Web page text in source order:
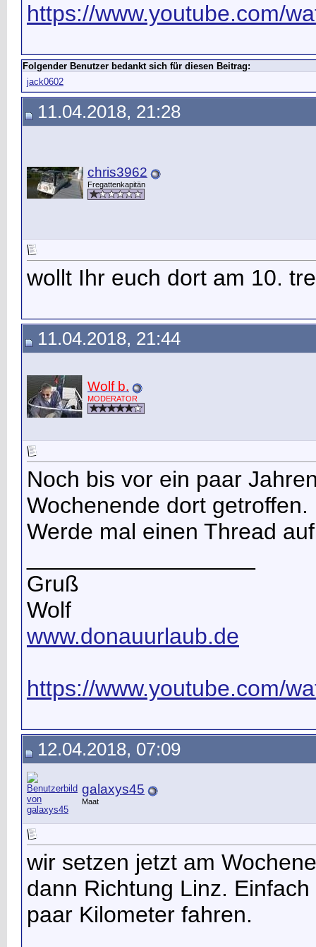
https://www.youtube.com/
Folgender Benutzer bedankt sich für diesen Beitrag:
jack0602
11.04.2018, 21:28
chris3962
Fregattenkapitän
wollt Ihr euch dort am 10.
11.04.2018, 21:44
Wolf b.
MODERATOR
Noch bis vor ein paar
Wochenende dort getroffen.
Werde mal einen Thread
Gruß
Wolf
www.donauurlaub.de
https://www.youtube.com/
12.04.2018, 07:09
galaxys45
Maat
wir setzen jetzt am
dann Richtung Linz.
paar Kilometer fahren.